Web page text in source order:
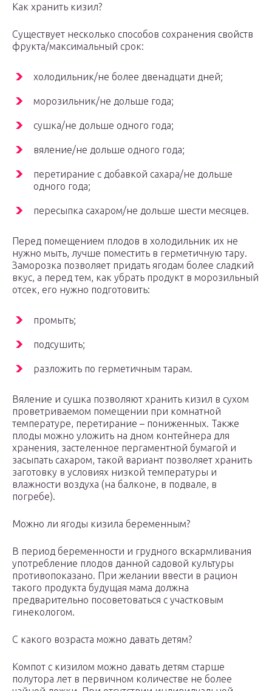
Как хранить кизил?
Существует несколько способов сохранения свойств
фрукта/максимальный срок:
холодильник/не более двенадцати дней;
морозильник/не дольше года;
сушка/не дольше одного года;
вяление/не дольше одного года;
перетирание с добавкой сахара/не дольше
одного года;
пересыпка сахаром/не дольше шести месяцев.
Перед помещением плодов в холодильник их не
нужно мыть, лучше поместить в герметичную тару.
Заморозка позволяет придать ягодам более сладкий
вкус, а перед тем, как убрать продукт в морозильный
отсек, его нужно подготовить:
промыть;
подсушить;
разложить по герметичным тарам.
Вяление и сушка позволяют хранить кизил в сухом
проветриваемом помещении при комнатной
температуре, перетирание – пониженных. Также
плоды можно уложить на дном контейнера для
хранения, застеленное пергаментной бумагой и
засыпать сахаром, такой вариант позволяет хранить
заготовку в условиях низкой температуры и
влажности воздуха (на балконе, в подвале, в
погребе).
Можно ли ягоды кизила беременным?
В период беременности и грудного вскармливания
употребление плодов данной садовой культуры
противопоказано. При желании ввести в рацион
такого продукта будущая мама должна
предварительно посоветоваться с участковым
гинекологом.
С какого возраста можно давать детям?
Компот с кизилом можно давать детям старше
полутора лет в первичном количестве не более